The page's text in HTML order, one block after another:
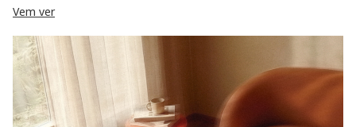
Vem ver